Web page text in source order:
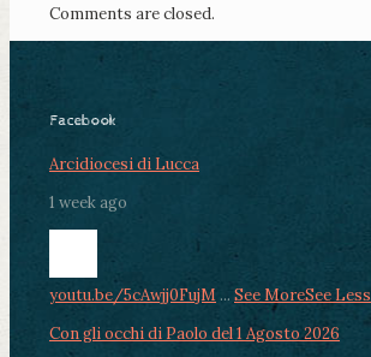
Comments are closed.
Facebook
Arcidiocesi di Lucca
1 week ago
youtu.be/5cAwjj0FujM ... See MoreSee Less
Con gli occhi di Paolo del 1 Agosto 2026